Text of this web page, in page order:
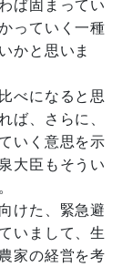
ば固まってい
っていく一種
かと思いま
べになると思
ば、さらに、
いく意思を示
大臣もそうい
けた、緊急避
いまして、生
家の経営を考